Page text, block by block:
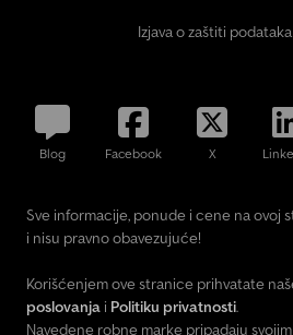
Izjava o zaštiti podataka
Blog Facebook X
Sve informacije, ponude i cene na ovoj
i nisu pravno obavezujuće!
Korišćenjem ove stranice prihvatate
poslovanja i Politiku privatnosti.
Navedene robne marke pripadaju